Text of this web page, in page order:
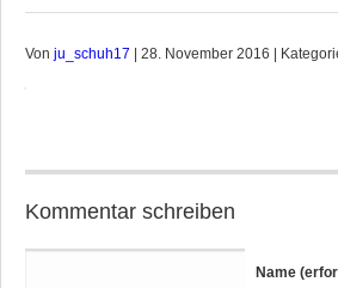
Von ju_schuh17 | 28. November 2016 |
Kommentar schreiben
Name